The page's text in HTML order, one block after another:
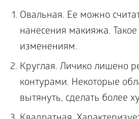
Овальная. Ее можно
нанесения макияжа.
изменениям.
Круглая. Личико лишено
контурами. Некоторые
вытянуть, сделать более